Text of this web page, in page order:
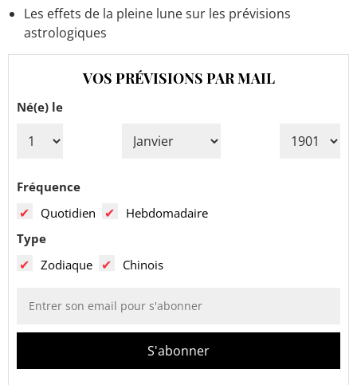
Les effets de la pleine lune sur les prévisions
astrologiques
VOS PRÉVISIONS PAR MAIL
Né(e) le
Fréquence
Quotidien
Hebdomadaire
Type
Zodiaque
Chinois